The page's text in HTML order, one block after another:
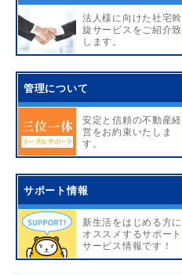
法人様に向けた社宅斡
旋サービスをご紹介致
します。
管理について
安定と信頼の不動産経
営をお約束いたしま
す。
サポート情報
新生活をはじめる方に
オススメするサポート
サービス情報です！